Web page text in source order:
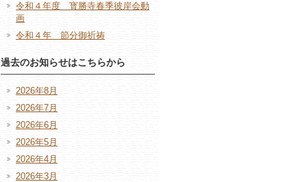
令和４年度 寳勝寺春季彼岸会動
画
令和４年 節分御祈祷
過去のお知らせはこちらから
2026年8月
2026年7月
2026年6月
2026年5月
2026年4月
2026年3月